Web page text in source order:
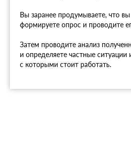
Вы заранее продумываете, что вы
формируете опрос и проводите
Затем проводите анализ
и определяете частные
с которыми стоит работать.